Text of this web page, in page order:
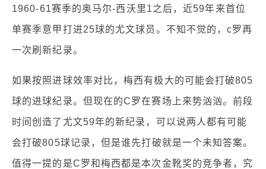
1960-61赛季的奥马尔-西沃里1之后，近59年来首位
单赛季意甲打进25球的尤文球员。不知不觉的，c罗再
一次刷新纪录。
如果按照进球效率对比，梅西有极大的可能会打破805
球的进球纪录。但现在的C罗在赛场上来势汹汹。前段
时间创造了尤文59年的新纪录，可以说两人都有可能
会打破805球记录，但是谁先打破就是一个未知答案。
值得一提的是C罗和梅西都是本次金靴奖的竞争者，究